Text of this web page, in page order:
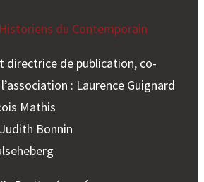
du Contemporain
directrice de publication, co-
: Laurence Guignard
Mathis
Bonnin